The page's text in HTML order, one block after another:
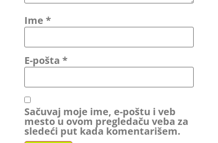
Ime *
E-pošta *
Sačuvaj moje ime, e-poštu i veb
mesto u ovom pregledaču veba za
sledeći put kada komentarišem.